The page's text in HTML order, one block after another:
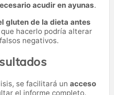
acudir en ayunas.
gluten de la dieta antes
que hacerlo podría alterar
negativos.
se facilitará un acceso
el informe completo.